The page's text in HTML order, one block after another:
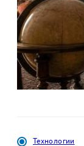
Технологии